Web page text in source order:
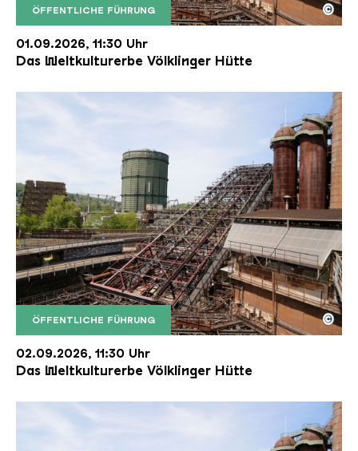
ÖFFENTLICHE FÜHRUNG
Der Erzschrägaufzug der Völklinger Hütte mit
Copyright: Weltkulturerbe Völklinger Hütte | Karl
©
01.09.2026, 11:30 Uhr
Das Weltkulturerbe Völklinger Hütte
ÖFFENTLICHE FÜHRUNG
Der Erzschrägaufzug der Völklinger Hütte mit
Copyright: Weltkulturerbe Völklinger Hütte | Karl
©
02.09.2026, 11:30 Uhr
Das Weltkulturerbe Völklinger Hütte